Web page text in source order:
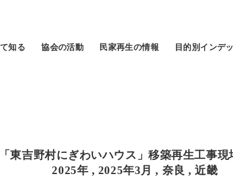
知る 協会の活動 民家再生の情報 目的別インデ
東吉野村にぎわいハウス」移築再生工事現
2025年 , 2025年3月 , 奈良 ,近畿